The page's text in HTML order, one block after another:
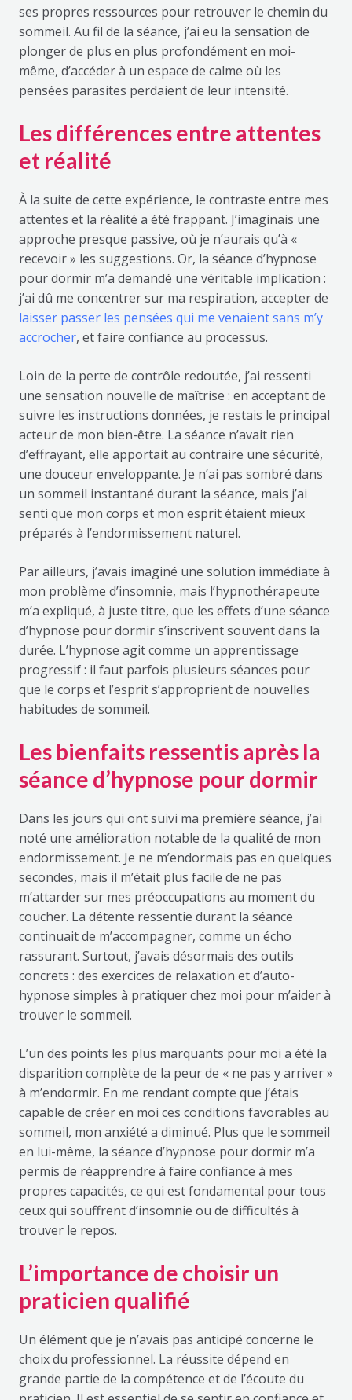
ses propres ressources pour retrouver le chemin du
sommeil. Au fil de la séance, j’ai eu la sensation de
plonger de plus en plus profondément en moi-
même, d’accéder à un espace de calme où les
pensées parasites perdaient de leur intensité.
Les différences entre attentes
et réalité
À la suite de cette expérience, le contraste entre mes
attentes et la réalité a été frappant. J’imaginais une
approche presque passive, où je n’aurais qu’à «
recevoir » les suggestions. Or, la séance d’hypnose
pour dormir m’a demandé une véritable implication :
j’ai dû me concentrer sur ma respiration, accepter de
laisser passer les pensées qui me venaient sans m’y
accrocher, et faire confiance au processus.
Loin de la perte de contrôle redoutée, j’ai ressenti
une sensation nouvelle de maîtrise : en acceptant de
suivre les instructions données, je restais le principal
acteur de mon bien-être. La séance n’avait rien
d’effrayant, elle apportait au contraire une sécurité,
une douceur enveloppante. Je n’ai pas sombré dans
un sommeil instantané durant la séance, mais j’ai
senti que mon corps et mon esprit étaient mieux
préparés à l’endormissement naturel.
Par ailleurs, j’avais imaginé une solution immédiate à
mon problème d’insomnie, mais l’hypnothérapeute
m’a expliqué, à juste titre, que les effets d’une séance
d’hypnose pour dormir s’inscrivent souvent dans la
durée. L’hypnose agit comme un apprentissage
progressif : il faut parfois plusieurs séances pour
que le corps et l’esprit s’approprient de nouvelles
habitudes de sommeil.
Les bienfaits ressentis après la
séance d’hypnose pour dormir
Dans les jours qui ont suivi ma première séance, j’ai
noté une amélioration notable de la qualité de mon
endormissement. Je ne m’endormais pas en quelques
secondes, mais il m’était plus facile de ne pas
m’attarder sur mes préoccupations au moment du
coucher. La détente ressentie durant la séance
continuait de m’accompagner, comme un écho
rassurant. Surtout, j’avais désormais des outils
concrets : des exercices de relaxation et d’auto-
hypnose simples à pratiquer chez moi pour m’aider à
trouver le sommeil.
L’un des points les plus marquants pour moi a été la
disparition complète de la peur de « ne pas y arriver »
à m’endormir. En me rendant compte que j’étais
capable de créer en moi ces conditions favorables au
sommeil, mon anxiété a diminué. Plus que le sommeil
en lui-même, la séance d’hypnose pour dormir m’a
permis de réapprendre à faire confiance à mes
propres capacités, ce qui est fondamental pour tous
ceux qui souffrent d’insomnie ou de difficultés à
trouver le repos.
L’importance de choisir un
praticien qualifié
Un élément que je n’avais pas anticipé concerne le
choix du professionnel. La réussite dépend en
grande partie de la compétence et de l’écoute du